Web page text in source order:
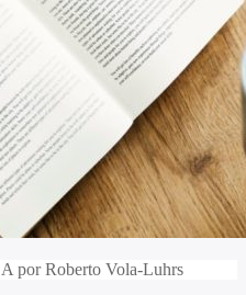
Roberto Vola-Luhrs